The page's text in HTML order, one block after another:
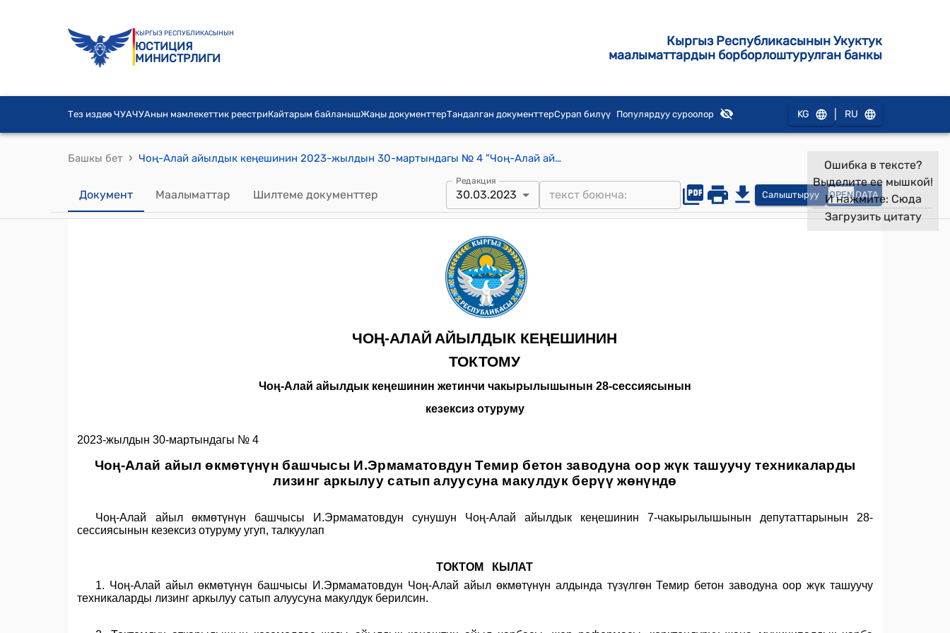
КЫРГЫЗ РЕСПУБЛИКАСЫНЫН
ЮСТИЦИЯ
МИНИСТРЛИГИ
Кыргыз Республикасынын Укуктук
маалыматтардын борборлоштурулган банкы
Тез издөө ЧУАЧУАнын мамлекеттик реестриКайтарым байланышЖаңы документтерТандалган документтерСурап билүү Популярдуу суроолор KG RU
Башкы бет › Чоң-Алай айылдык кеңешинин 2023-жылдын 30-мартындагы № 4 "Чоң-Алай айыл өкмөтүнүн башчысы И.Эрмаматовдун Темир бетон заводуна оор жүк ташуучу техникаларды лизинг аркылуу сатып алуусуна макулдук берүү жөнүндө" токтому
Документ Маалыматтар Шилтеме документтер
Редакция
30.03.2023 Салыштыруу OPEN DATA
Ошибка в тексте?
Выделите ее мышкой!
И нажмите: Сюда
Загрузить цитату